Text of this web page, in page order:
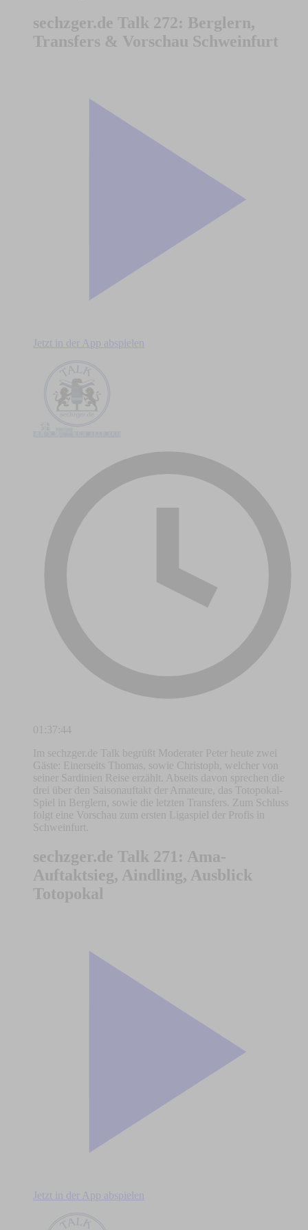
sechzger.de Talk 272: Berglern,
Transfers & Vorschau Schweinfurt
Jetzt in der App abspielen
01:37:44
Im sechzger.de Talk begrüßt Moderater Peter heute zwei
Gäste: Einerseits Thomas, sowie Christoph, welcher von
seiner Sardinien Reise erzählt. Abseits davon sprechen die
drei über den Saisonauftakt der Amateure, das Totopokal-
Spiel in Berglern, sowie die letzten Transfers. Zum Schluss
folgt eine Vorschau zum ersten Ligaspiel der Profis in
Schweinfurt.
sechzger.de Talk 271: Ama-
Auftaktsieg, Aindling, Ausblick
Totopokal
Jetzt in der App abspielen